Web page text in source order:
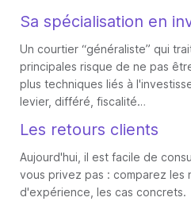
Sa spécialisation en
Un courtier “généraliste” qui
principales risque de ne pas
plus techniques liés à
levier, différé, fiscalité…
Les retours clients
Aujourd'hui, il est facile de
vous privez pas : comparez les
d'expérience, les cas concrets.